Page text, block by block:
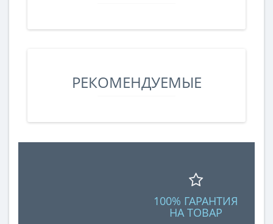
РЕКОМЕНДУЕМЫЕ
100% ГАРАНТИЯ
НА ТОВАР